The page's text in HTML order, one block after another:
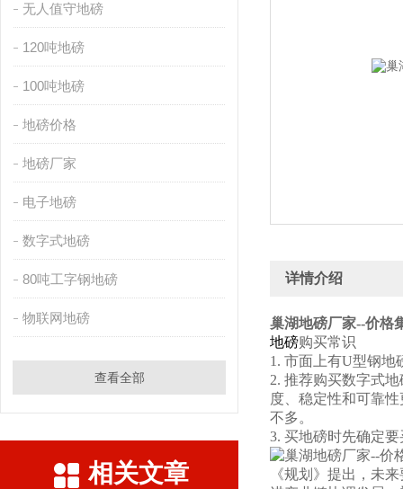
无人值守地磅
120吨地磅
100吨地磅
地磅价格
地磅厂家
电子地磅
数字式地磅
80吨工字钢地磅
物联网地磅
查看全部
相关文章
详情介绍
巢湖地磅厂家--价格
地磅购买常识
1. 市面上有U型钢地
2. 推荐购买数字式
度、稳定性和可靠
不多。
3. 买地磅时先确定
《规划》提出，未